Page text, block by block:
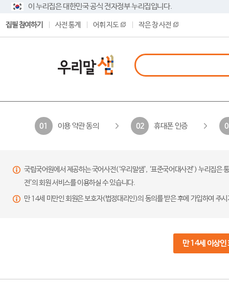
이 누리집은 대한민국 공식 전자정부 누리집입니다.
집필 참여하기 사전 통계 어휘 지도 작은 창 사전
01 이용 약관 동의 02 휴대폰 인증
국립국어원에서 제공하는 국어사전(‘우리말샘’, ‘표준국어대사전’) 누리집
전’의 회원 서비스를 이용하실 수 있습니다.
만 14세 미만인 회원은 보호자(법정대리인)의 동의를 받은 후에 가입하여 주
만 14세 이상인